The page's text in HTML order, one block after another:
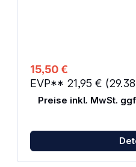
15,50 €
EVP** 21,95 €
Preise inkl. MwSt.